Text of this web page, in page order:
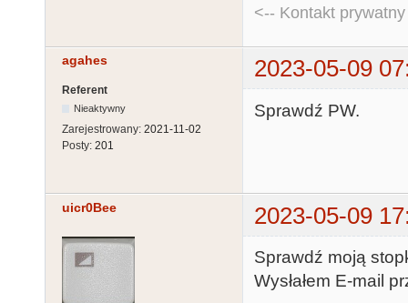
<-- Kontakt
agahes 2023-05-09
Referent
Nieaktywny
Zarejestrowany: 2021-11-02
Posty: 201
Sprawdź PW.
uicr0Bee 2023-05-09
Sprawdź moją
Wysłałem E-mail